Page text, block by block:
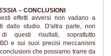
– CONCLUSIONI
effetti avversi non vadano a
dallo studio. D'altra parte, non
questi risultati, soprattutto
e sui suoi precisi meccanismi
che possiamo trarre da